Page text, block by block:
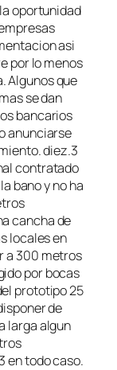
oportunidad
asi
por lo menos
Algunos que
se dan
bancarios
anunciarse
diez.3
contratado
bano y no ha
cancha de
locales en
a 300 metros
por bocas
prototipo 25
de
larga algun
en todo caso.